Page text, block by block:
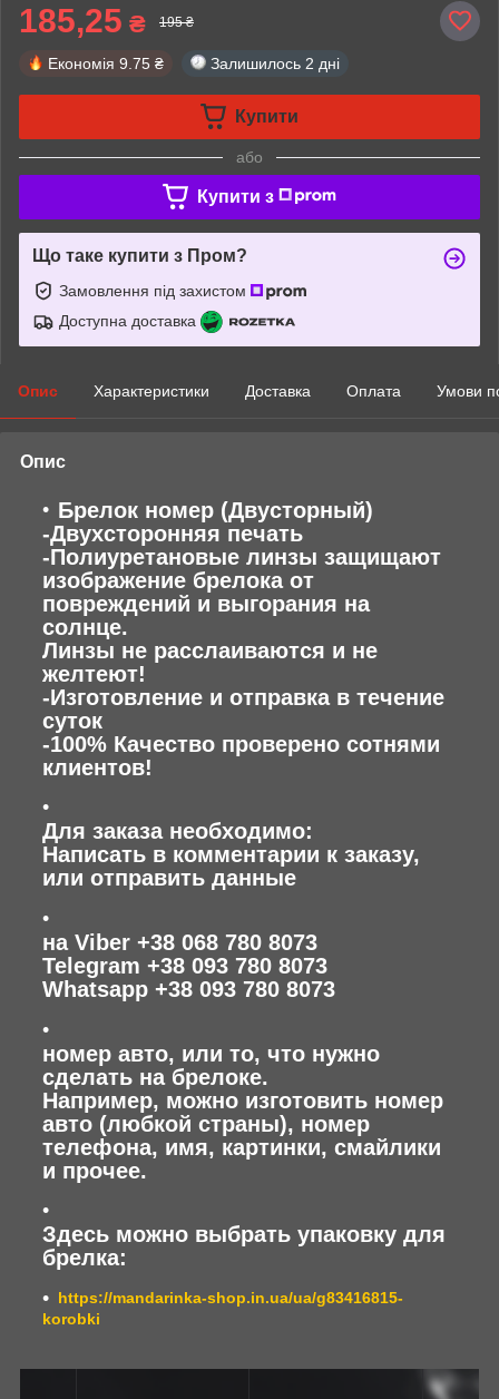
185,25 ₴ 195 ₴
Економія 9.75 ₴ Залишилось 2 дні
Купити
або
Купити з
Що таке купити з Пром?
Замовлення під захистом
Доступна доставка
Опис Характеристики Доставка Оплата Умови
Опис
Брелок номер (Двусторный)
-Двухсторонняя печать
-Полиуретановые линзы защищают
изображение брелока от
повреждений и выгорания на
солнце.
Линзы не расслаиваются и не
желтеют!
-Изготовление и отправка в течение
суток
-100% Качество проверено сотнями
клиентов!
Для заказа необходимо:
Написать в комментарии к заказу,
или отправить данные
на Viber +38 068 780 8073
Telegram +38 093 780 8073
Whatsapp +38 093 780 8073
номер авто, или то, что нужно
сделать на брелоке.
Например, можно изготовить номер
авто (любкой страны), номер
телефона, имя, картинки, смайлики
и прочее.
Здесь можно выбрать упаковку для
брелка:
https://mandarinka-shop.in.ua/ua/g83416815-
korobki